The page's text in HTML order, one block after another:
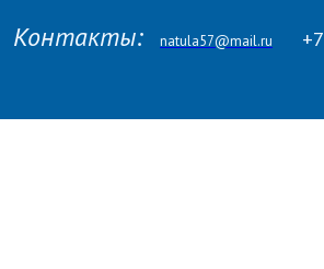
Контакты: natula57@mail.ru +7